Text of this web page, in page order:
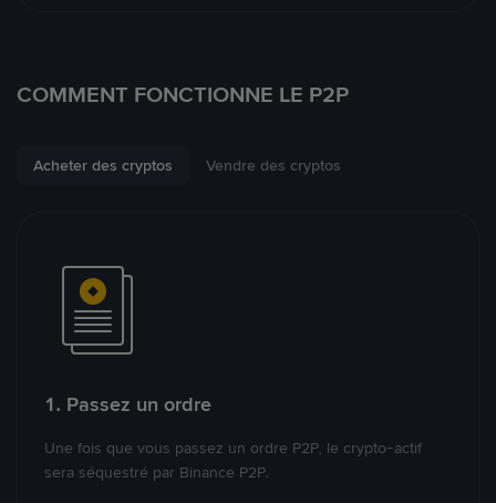
COMMENT FONCTIONNE LE P2P
Acheter des cryptos Vendre des cryptos
1. Passez un ordre
Une fois que vous passez un ordre P2P, le crypto-actif
sera séquestré par Binance P2P.